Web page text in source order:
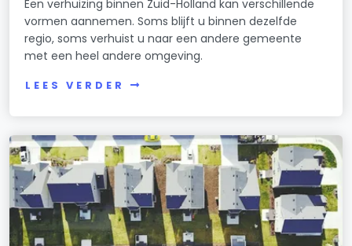
Een verhuizing binnen Zuid-Holland kan verschillende
vormen aannemen. Soms blijft u binnen dezelfde
regio, soms verhuist u naar een andere gemeente
met een heel andere omgeving.
LEES VERDER